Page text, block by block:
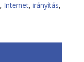
, Internet, irányítás,